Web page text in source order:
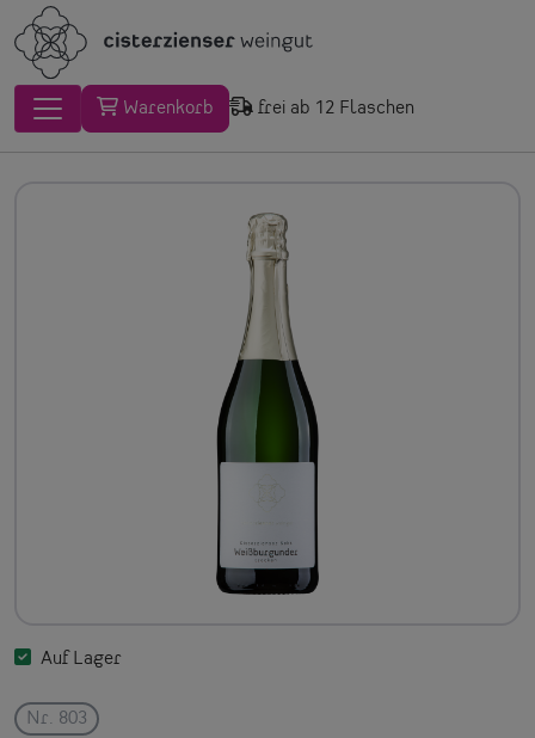
Warenkorb frei ab 12 Flaschen
Auf Lager
Nr. 803